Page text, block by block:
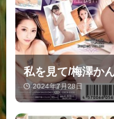
私を見て/梅澤か
2024年7月28日